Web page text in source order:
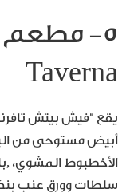
Taverna
يقع “فيش بيتش
أبيض مستوحى من
الأخطبوط المشوي،
سلطات وورق عنب